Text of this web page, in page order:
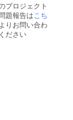
税込）をご
負担いただ
きます。
プロジェクト
題報告はこち
りお問い合わ
ださい